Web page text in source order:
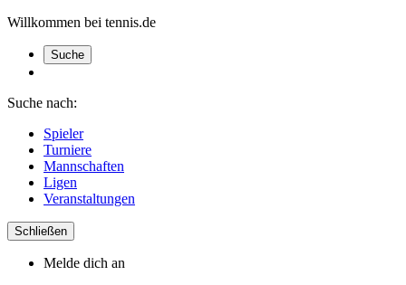
Willkommen bei tennis.de
Suche
Suche nach:
Spieler
Turniere
Mannschaften
Ligen
Veranstaltungen
Schließen
Melde dich an